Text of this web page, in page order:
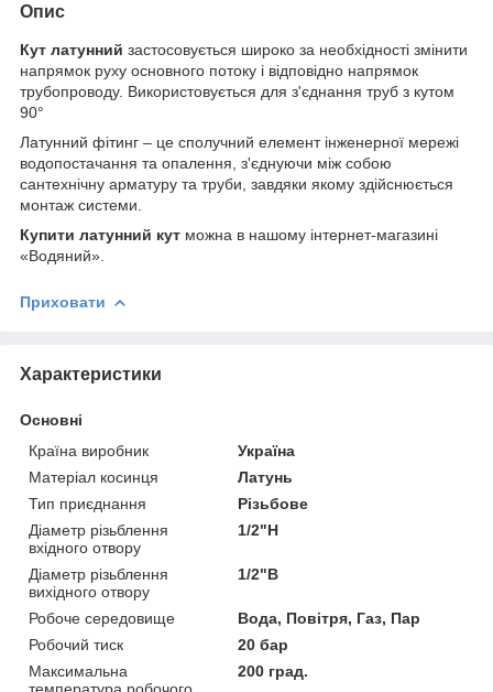
Опис
Кут латунний застосовується широко за необхідності змінити
напрямок руху основного потоку і відповідно напрямок
трубопроводу. Використовується для з'єднання труб з кутом
90°
Латунний фітинг – це сполучний елемент інженерної мережі
водопостачання та опалення, з'єднуючи між собою
сантехнічну арматуру та труби, завдяки якому здійснюється
монтаж системи.
Купити латунний кут можна в нашому інтернет-магазині
«Водяний».
Приховати
Характеристики
Основні
Країна виробник
Україна
Матеріал косинця
Латунь
Тип приєднання
Різьбове
Діаметр різьблення
вхідного отвору
1/2"Н
Діаметр різьблення
вихідного отвору
1/2"В
Робоче середовище
Вода, Повітря, Газ, Пар
Робочий тиск
20 бар
Максимальна
температура робочого
200 град.